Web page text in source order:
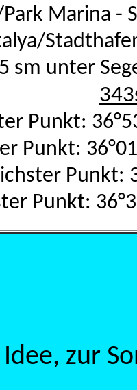
Marina -
sm unter
Punkt:
Punkt:
Punkt:
Punkt:
Idee, zur